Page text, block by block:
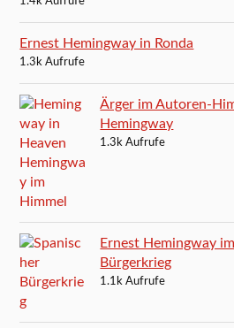
Ernest Hemingway in Ronda
1.3k Aufrufe
Ärger im Autoren-
Hemingway
1.3k Aufrufe
Ernest Hemingway
Bürgerkrieg
1.1k Aufrufe